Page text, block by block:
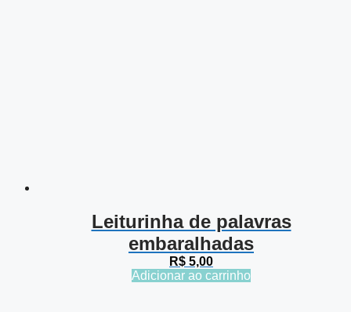
Leiturinha de palavras
embaralhadas
R$ 5,00
Adicionar ao carrinho